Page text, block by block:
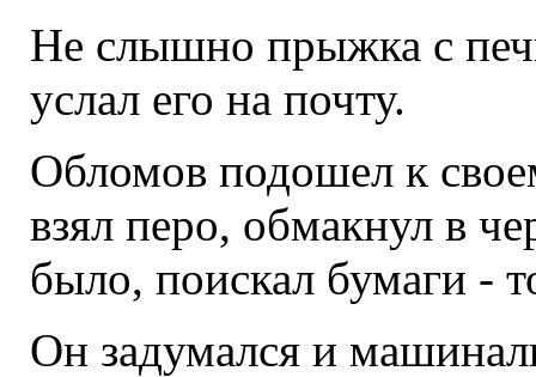
Не слышно прыжка с
услал его на почту.
Обломов подошел к
взял перо, обмакнул в
было, поискал бумаги -
Он задумался и